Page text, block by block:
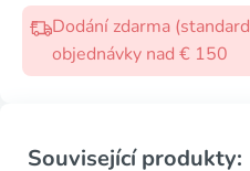
Dodání zdarma
objednávky nad € 150
Související produkty: